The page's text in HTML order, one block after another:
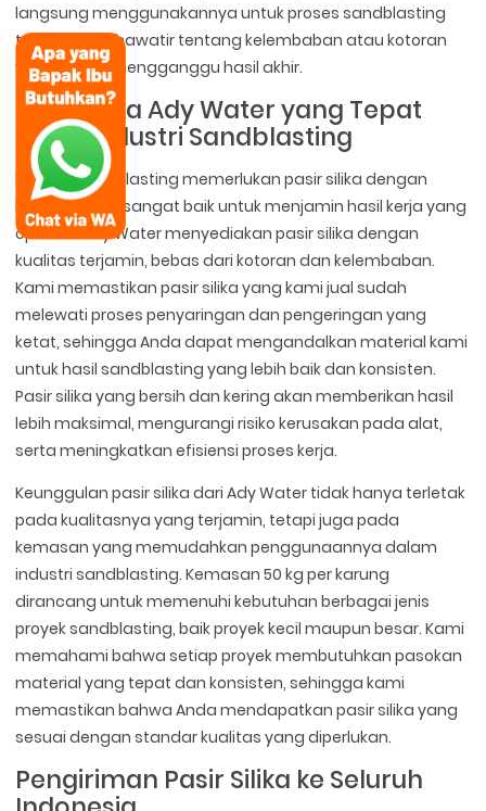
langsung menggunakannya untuk proses sandblasting
tanpa perlu khawatir tentang kelembaban atau kotoran
yang dapat mengganggu hasil akhir.
Pasir Silika Ady Water yang Tepat
untuk Industri Sandblasting
Industri sandblasting memerlukan pasir silika dengan
kualitas yang sangat baik untuk menjamin hasil kerja yang
optimal. Ady Water menyediakan pasir silika dengan
kualitas terjamin, bebas dari kotoran dan kelembaban.
Kami memastikan pasir silika yang kami jual sudah
melewati proses penyaringan dan pengeringan yang
ketat, sehingga Anda dapat mengandalkan material kami
untuk hasil sandblasting yang lebih baik dan konsisten.
Pasir silika yang bersih dan kering akan memberikan hasil
lebih maksimal, mengurangi risiko kerusakan pada alat,
serta meningkatkan efisiensi proses kerja.
Keunggulan pasir silika dari Ady Water tidak hanya terletak
pada kualitasnya yang terjamin, tetapi juga pada
kemasan yang memudahkan penggunaannya dalam
industri sandblasting. Kemasan 50 kg per karung
dirancang untuk memenuhi kebutuhan berbagai jenis
proyek sandblasting, baik proyek kecil maupun besar. Kami
memahami bahwa setiap proyek membutuhkan pasokan
material yang tepat dan konsisten, sehingga kami
memastikan bahwa Anda mendapatkan pasir silika yang
sesuai dengan standar kualitas yang diperlukan.
Pengiriman Pasir Silika ke Seluruh